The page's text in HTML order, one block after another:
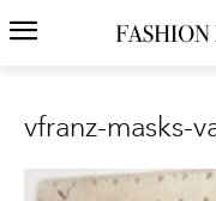
vfranz-masks-